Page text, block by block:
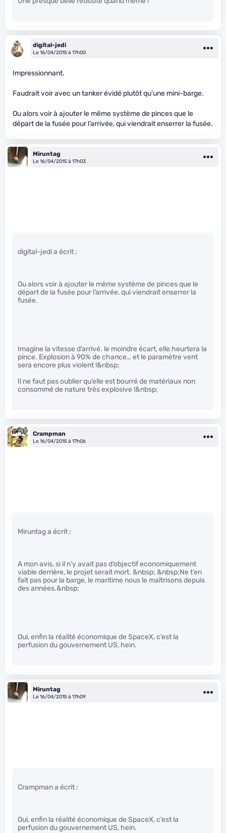
digital-jedi
Le 16/04/2015 à 17h00
Impressionnant.
Faudrait voir avec un tanker évidé plutôt qu’une mini-barge.
Ou alors voir à ajouter le même système de pinces que le
départ de la fusée pour l’arrivée, qui viendrait enserrer la fusée.
Miruntag
Le 16/04/2015 à 17h03
digital-jedi a écrit :
Ou alors voir à ajouter le même système de pinces que le
départ de la fusée pour l’arrivée, qui viendrait enserrer la
fusée.
Imagine la vitesse d’arrivé. le moindre écart, elle heurtera la
pince. Explosion à 90% de chance… et le paramètre vent
sera encore plus violent !&nbsp;
Il ne faut pas oublier qu’elle est bourré de matériaux non
consommé de nature très explosive !&nbsp;
Crampman
Le 16/04/2015 à 17h06
Miruntag a écrit :
A mon avis, si il n’y avait pas d’objectif economiquement
viable derrière, le projet serait mort. &nbsp; &nbsp;Ne t’en
fait pas pour la barge, le maritime nous le maîtrisons depuis
des années.&nbsp;
Oui, enfin la réalité économique de SpaceX, c’est la
perfusion du gouvernement US, hein.
Miruntag
Le 16/04/2015 à 17h09
Crampman a écrit :
Oui, enfin la réalité économique de SpaceX, c’est la
perfusion du gouvernement US, hein.